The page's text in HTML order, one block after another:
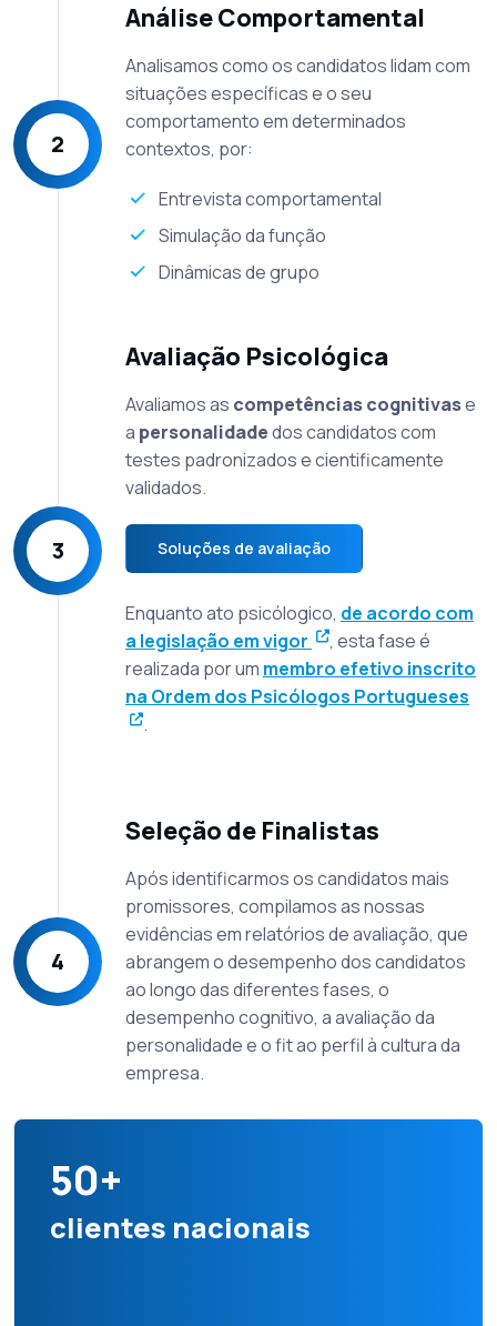
2
Análise Comportamental
Analisamos como os candidatos lidam com
situações específicas e o seu
comportamento em determinados
contextos, por:
Entrevista comportamental
Simulação da função
Dinâmicas de grupo
3
Avaliação Psicológica
Avaliamos as competências cognitivase
a personalidadedos candidatos com
testes padronizados e cientificamente
validados.
Soluções de avaliação
Enquanto ato psicólogico, de acordo com
a legislação em vigor
, esta fase é
realizada por um membro efetivo inscrito
na Ordem dos Psicólogos Portugueses
.
4
Seleção de Finalistas
Após identificarmos os candidatos mais
promissores, compilamos as nossas
evidências em relatórios de avaliação, que
abrangem o desempenho dos candidatos
ao longo das diferentes fases, o
desempenho cognitivo, a avaliação da
personalidade e o fit ao perfil à cultura da
empresa.
50+
clientes nacionais